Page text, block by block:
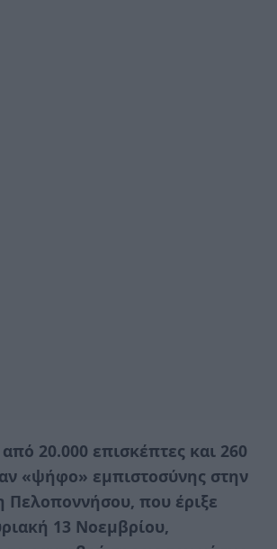
20.000 επισκέπτες και 260
«ψήφο» εμπιστοσύνης στην
που έριξε
13 Νοεμβρίου,